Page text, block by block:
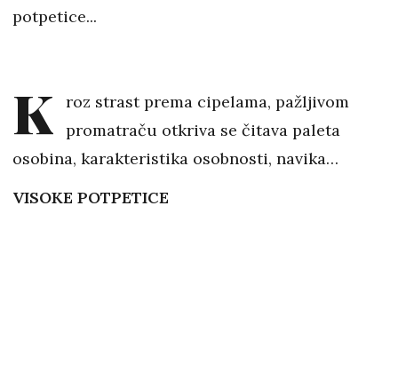
potpetice...
K
roz strast prema cipelama, pažljivom
promatraču otkriva se čitava paleta
osobina, karakteristika osobnosti, navika…
VISOKE POTPETICE